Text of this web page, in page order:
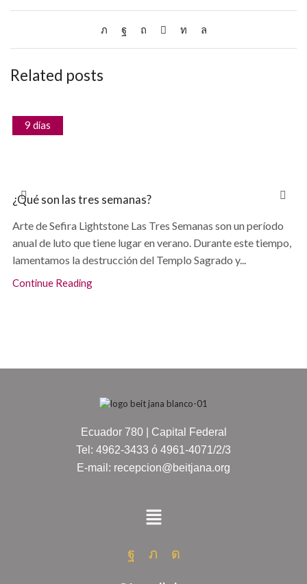
Related posts
9 días
¿Qué son las tres semanas?
Arte de Sefira Lightstone Las Tres Semanas son un período
anual de luto que tiene lugar en verano. Durante este tiempo,
lamentamos la destrucción del Templo Sagrado y...
Continue Reading
Ecuador 780 | Capital Federal
Tel: 4962-3433 ó 4961-4071/2/3
E-mail: recepcion@beitjana.org